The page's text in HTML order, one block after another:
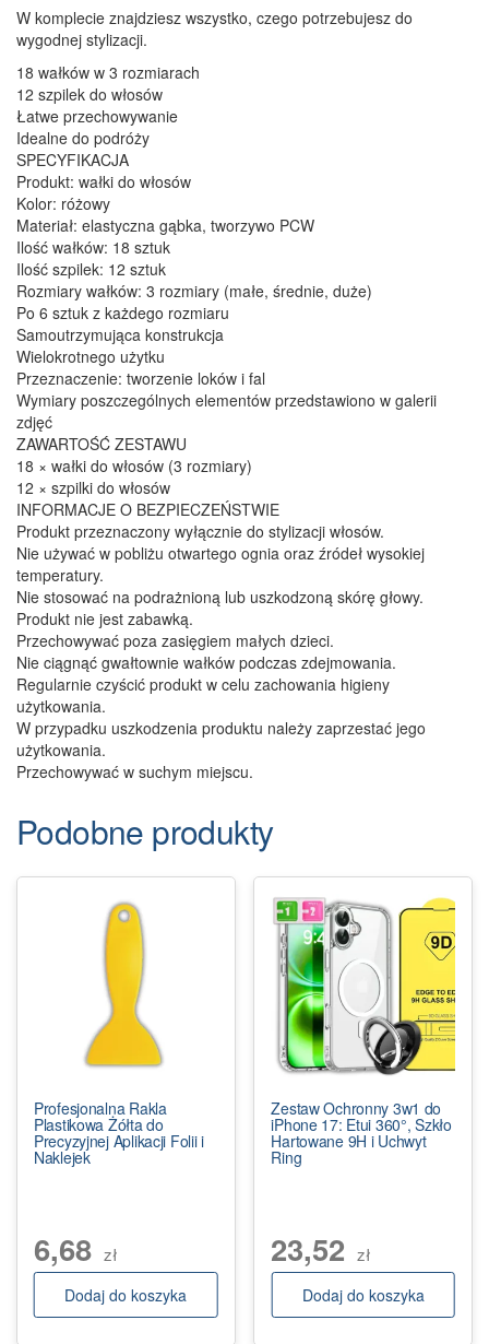
W komplecie znajdziesz wszystko, czego potrzebujesz do
wygodnej stylizacji.
18 wałków w 3 rozmiarach
12 szpilek do włosów
Łatwe przechowywanie
Idealne do podróży
SPECYFIKACJA
Produkt: wałki do włosów
Kolor: różowy
Materiał: elastyczna gąbka, tworzywo PCW
Ilość wałków: 18 sztuk
Ilość szpilek: 12 sztuk
Rozmiary wałków: 3 rozmiary (małe, średnie, duże)
Po 6 sztuk z każdego rozmiaru
Samoutrzymująca konstrukcja
Wielokrotnego użytku
Przeznaczenie: tworzenie loków i fal
Wymiary poszczególnych elementów przedstawiono w galerii
zdjęć
ZAWARTOŚĆ ZESTAWU
18 × wałki do włosów (3 rozmiary)
12 × szpilki do włosów
INFORMACJE O BEZPIECZEŃSTWIE
Produkt przeznaczony wyłącznie do stylizacji włosów.
Nie używać w pobliżu otwartego ognia oraz źródeł wysokiej
temperatury.
Nie stosować na podrażnioną lub uszkodzoną skórę głowy.
Produkt nie jest zabawką.
Przechowywać poza zasięgiem małych dzieci.
Nie ciągnąć gwałtownie wałków podczas zdejmowania.
Regularnie czyścić produkt w celu zachowania higieny
użytkowania.
W przypadku uszkodzenia produktu należy zaprzestać jego
użytkowania.
Przechowywać w suchym miejscu.
Podobne produkty
Profesjonalna Rakla
Plastikowa Żółta do
Precyzyjnej Aplikacji Folii i
Naklejek
6,68 zł
Dodaj do koszyka
Zestaw Ochronny 3w1 do
iPhone 17: Etui 360°, Szkło
Hartowane 9H i Uchwyt
Ring
23,52 zł
Dodaj do koszyka